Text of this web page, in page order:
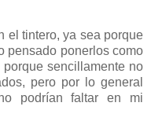
el tintero, ya sea porque
pensado ponerlos como
sencillamente no
pero por lo general
podrían faltar en mi